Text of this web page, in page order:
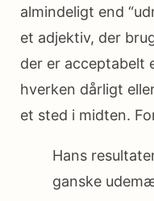
almindeligt end
et adjektiv, der
der er acceptabelt
hverken dårligt
et sted i midten.
Hans
ganske